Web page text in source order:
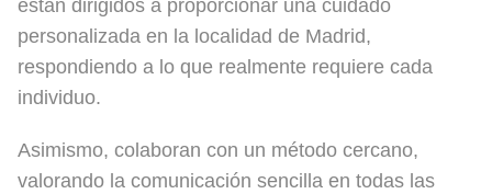
están dirigidos a proporcionar una cuidado
personalizada en la localidad de Madrid,
respondiendo a lo que realmente requiere cada
individuo.
Asimismo, colaboran con un método cercano,
valorando la comunicación sencilla en todas las